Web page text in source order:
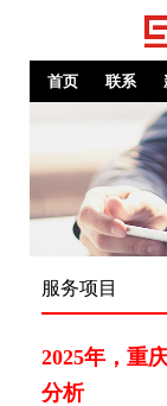
首页 联系
服务项目
2025年，重
分析